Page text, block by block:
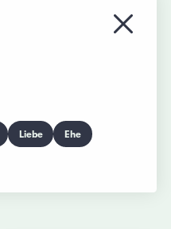
Menü
Liebe Ehe